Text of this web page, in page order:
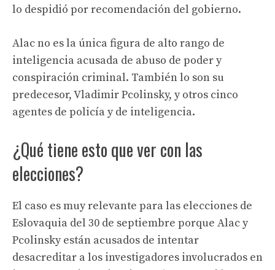
lo despidió por recomendación del gobierno.
Alac no es la única figura de alto rango de
inteligencia acusada de abuso de poder y
conspiración criminal. También lo son su
predecesor, Vladimir Pcolinsky, y otros cinco
agentes de policía y de inteligencia.
¿Qué tiene esto que ver con las
elecciones?
El caso es muy relevante para las elecciones de
Eslovaquia del 30 de septiembre porque Alac y
Pcolinsky están acusados ​​de intentar
desacreditar a los investigadores involucrados en